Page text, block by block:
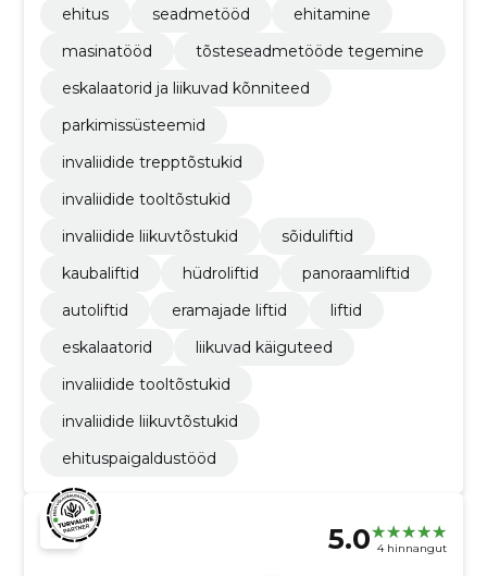
ehitus
seadmetööd
ehitamine
masinatööd
tõsteseadmetööde tegemine
eskalaatorid ja liikuvad kõnniteed
parkimissüsteemid
invaliidide trepptõstukid
invaliidide tooltõstukid
invaliidide liikuvtõstukid
sõiduliftid
kaubaliftid
hüdroliftid
panoraamliftid
autoliftid
eramajade liftid
liftid
eskalaatorid
liikuvad käiguteed
invaliidide tooltõstukid
invaliidide liikuvtõstukid
ehituspaigaldustööd
5.0 4 hinnangut